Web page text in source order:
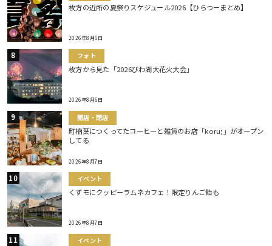
枚方の近所の夏祭りスケジュール2026【ひらつーまとめ】
2026年8月6日
フォト
枚方から見た「2026びわ湖大花火大会」
2026年8月6日
開店・閉店
町楠葉につくってたコーヒーと雑貨のお店「koru;」がオープン
してる
2026年8月7日
イベント
くずモにクッピーラムネカフェ！限定りんご飴も
2026年8月7日
イベント